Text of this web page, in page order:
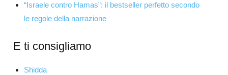
“Israele contro Hamas”: il bestseller perfetto secondo
le regole della narrazione
E ti consigliamo
Shidda